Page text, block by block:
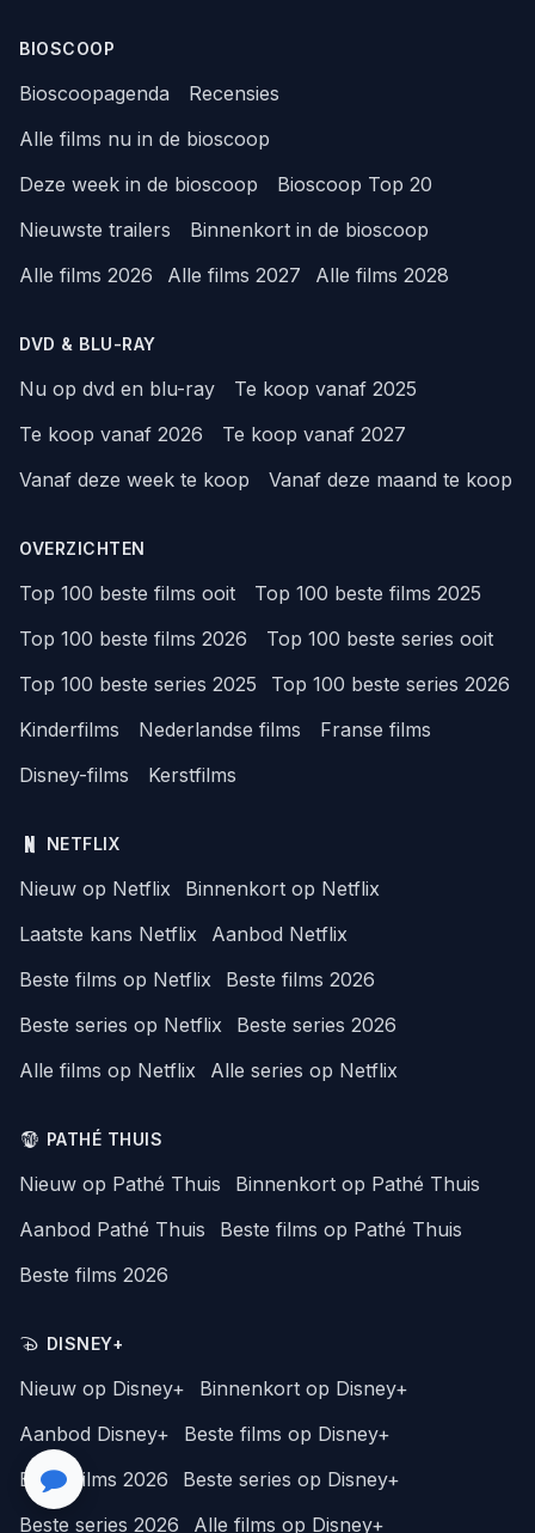
BIOSCOOP
Bioscoopagenda
Recensies
Alle films nu in de bioscoop
Deze week in de bioscoop
Bioscoop Top 20
Nieuwste trailers
Binnenkort in de bioscoop
Alle films 2026
Alle films 2027 Alle films 2028
DVD & BLU-RAY
Nu op dvd en blu-ray
Te koop vanaf 2025
Te koop vanaf 2026
Te koop vanaf 2027
Vanaf deze week te koop
Vanaf deze maand te koop
OVERZICHTEN
Top 100 beste films ooit
Top 100 beste films 2025
Top 100 beste films 2026
Top 100 beste series ooit
Top 100 beste series 2025
Top 100 beste series 2026
Kinderfilms
Nederlandse films
Franse films
Disney-films
Kerstfilms
NETFLIX
Nieuw op Netflix
Binnenkort op Netflix
Laatste kans Netflix
Aanbod Netflix
Beste films op Netflix
Beste films 2026
Beste series op Netflix
Beste series 2026
Alle films op Netflix
Alle series op Netflix
PATHÉ THUIS
Nieuw op Pathé Thuis
Binnenkort op Pathé Thuis
Aanbod Pathé Thuis
Beste films op Pathé Thuis
Beste films 2026
DISNEY+
Nieuw op Disney+
Binnenkort op Disney+
Aanbod Disney+
Beste films op Disney+
Beste films 2026
Beste series op Disney+
Beste series 2026
Alle films op Disney+